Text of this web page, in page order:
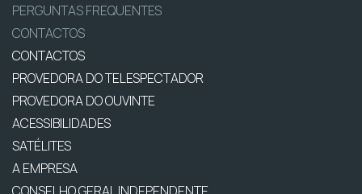
PERGUNTAS FREQUENTES
CONTACTOS
CONTACTOS
PROVEDORA DO TELESPECTADOR
PROVEDORA DO OUVINTE
ACESSIBILIDADES
SATÉLITES
A EMPRESA